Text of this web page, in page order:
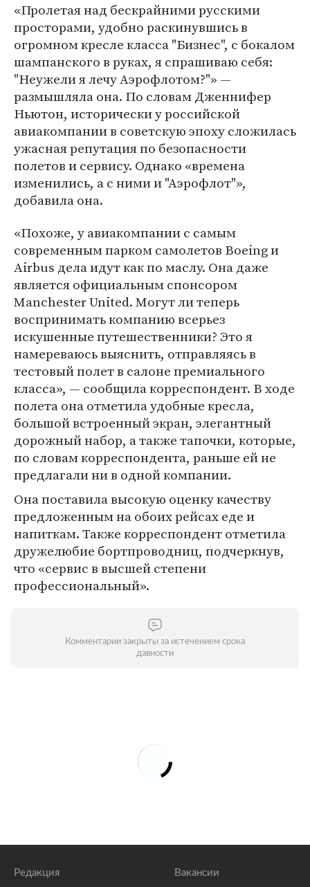
«Пролетая над бескрайними русскими
просторами, удобно раскинувшись в
огромном кресле класса "Бизнес", с бокалом
шампанского в руках, я спрашиваю себя:
"Неужели я лечу Аэрофлотом?"» —
размышляла она. По словам Дженнифер
Ньютон, исторически у российской
авиакомпании в советскую эпоху сложилась
ужасная репутация по безопасности
полетов и сервису. Однако «времена
изменились, а с ними и "Аэрофлот"»,
добавила она.
«Похоже, у авиакомпании с самым
современным парком самолетов Boeing и
Airbus дела идут как по маслу. Она даже
является официальным спонсором
Manchester United. Могут ли теперь
воспринимать компанию всерьез
искушенные путешественники? Это я
намереваюсь выяснить, отправляясь в
тестовый полет в салоне премиального
класса», — сообщила корреспондент. В ходе
полета она отметила удобные кресла,
большой встроенный экран, элегантный
дорожный набор, а также тапочки, которые,
по словам корреспондента, раньше ей не
предлагали ни в одной компании.
Она поставила высокую оценку качеству
предложенным на обоих рейсах еде и
напиткам. Также корреспондент отметила
дружелюбие бортпроводниц, подчеркнув,
что «сервис в высшей степени
профессиональный».
Комментарии закрыты за истечением срока
давности
Редакция Вакансии